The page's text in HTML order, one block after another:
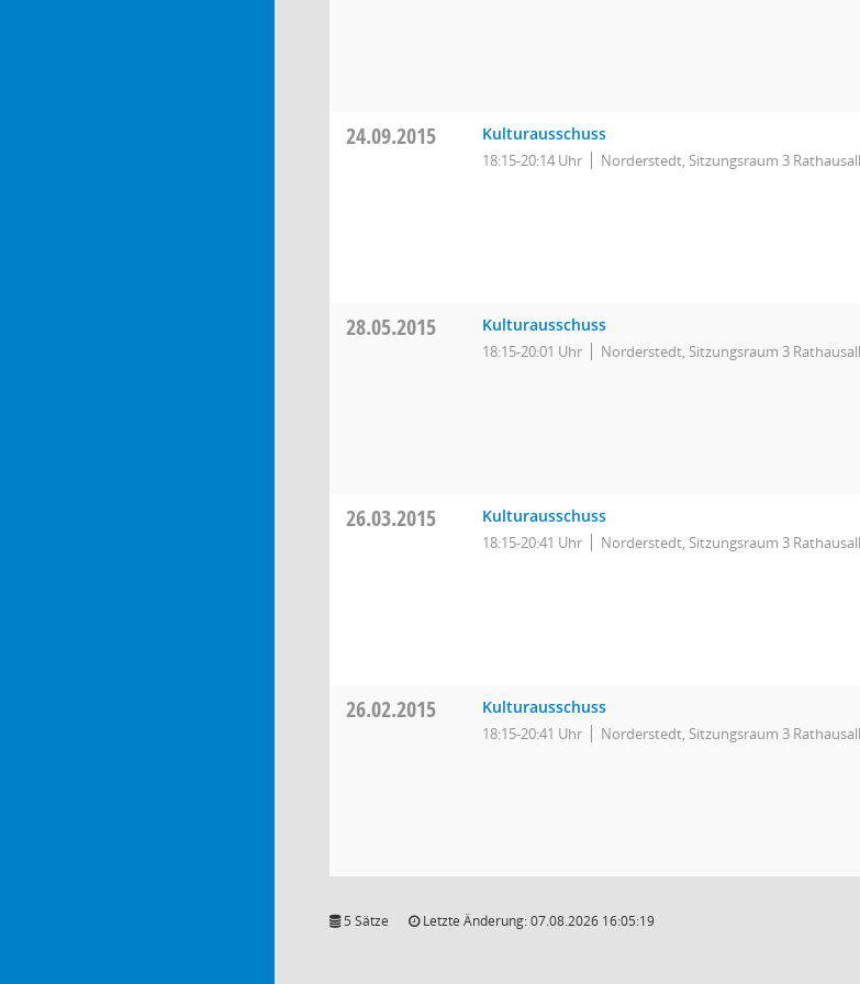
24.09.2015 Kulturausschuss
18:15-20:14 Uhr Norderstedt, Sitzungsraum 3
28.05.2015 Kulturausschuss
18:15-20:01 Uhr Norderstedt, Sitzungsraum 3
26.03.2015 Kulturausschuss
18:15-20:41 Uhr Norderstedt, Sitzungsraum 3
26.02.2015 Kulturausschuss
18:15-20:41 Uhr Norderstedt, Sitzungsraum 3
5 Sätze Letzte Änderung: 07.08.2026 16:05:19